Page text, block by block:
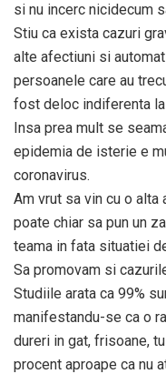
si nu incerc nicidecum
Stiu ca exista cazuri
alte afectiuni si
persoanele care au
fost deloc indiferenta
Insa prea mult se
epidemia de isterie e
coronavirus.
Am vrut sa vin cu o
poate chiar sa pun un
teama in fata situatiei
Sa promovam si
Studiile arata ca 99%
manifestandu-se ca o
dureri in gat, frisoane,
procent aproape ca nu